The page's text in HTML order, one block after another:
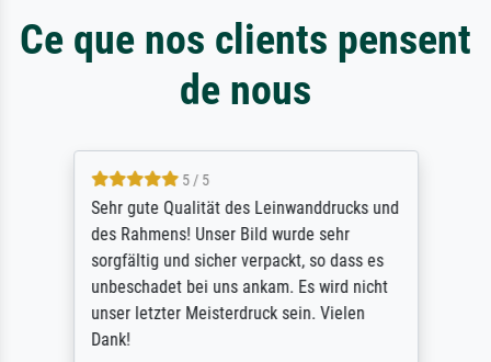
Ce que nos clients pensent
de nous
5 / 5
Sehr gute Qualität des Leinwanddrucks und
des Rahmens! Unser Bild wurde sehr
sorgfältig und sicher verpackt, so dass es
unbeschadet bei uns ankam. Es wird nicht
unser letzter Meisterdruck sein. Vielen
Dank!